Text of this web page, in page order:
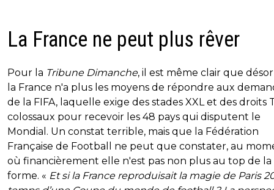
La France ne peut plus rêver
Pour la Tribune Dimanche, il est même clair que
la France n'a plus les moyens de répondre aux
de la FIFA, laquelle exige des stades XXL et des droits
colossaux pour recevoir les 48 pays qui disputent le
Mondial. Un constat terrible, mais que la Fédération
Française de Football ne peut que constater, au
où financièrement elle n'est pas non plus au top de la
forme. « Et si la France reproduisait la magie de Paris